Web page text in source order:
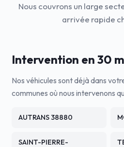
Nous couvrons un large
arrivée rapide
Intervention en 30
Nos véhicules sont déjà dans
communes où nous intervenons
AUTRANS 38880
SAINT-PIERRE-